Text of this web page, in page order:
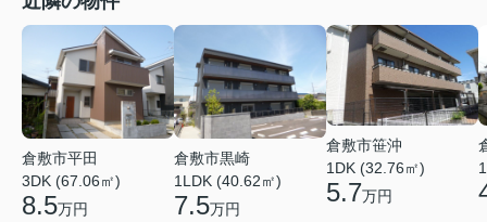
倉敷市平田
3DK (67.06㎡)
8.5万円
倉敷市黒崎
1LDK (40.62㎡)
7.5万円
倉敷市笹沖
1DK (32.76㎡)
5.7万円